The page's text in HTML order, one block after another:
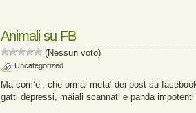
Animali su FB
(Nessun voto)
Uncategorized
Ma com’e’, che ormai meta’ dei post su
gatti depressi, maiali scannati e panda